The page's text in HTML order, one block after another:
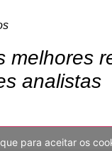
melhores
analistas
para aceitar os